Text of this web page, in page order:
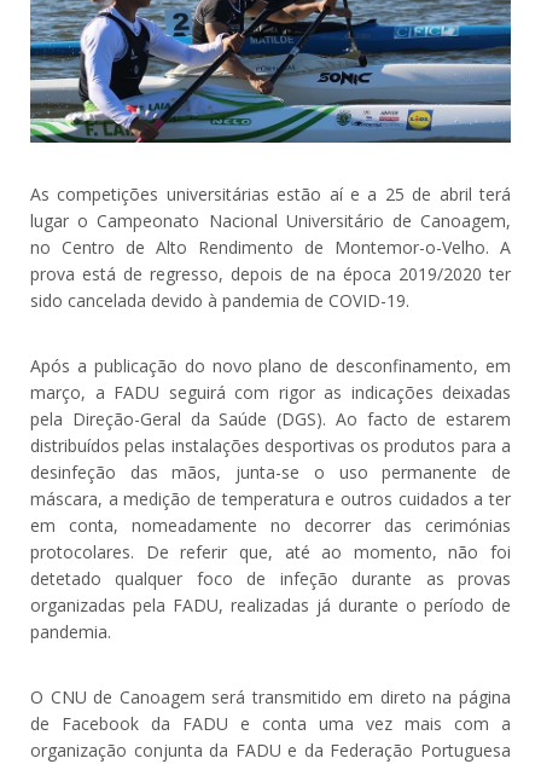
As competições universitárias estão aí e a 25 de abril terá
lugar o Campeonato Nacional Universitário de Canoagem,
no Centro de Alto Rendimento de Montemor-o-Velho. A
prova está de regresso, depois de na época 2019/2020 ter
sido cancelada devido à pandemia de COVID-19.
Após a publicação do novo plano de desconfinamento, em
março, a FADU seguirá com rigor as indicações deixadas
pela Direção-Geral da Saúde (DGS). Ao facto de estarem
distribuídos pelas instalações desportivas os produtos para a
desinfeção das mãos, junta-se o uso permanente de
máscara, a medição de temperatura e outros cuidados a ter
em conta, nomeadamente no decorrer das cerimónias
protocolares. De referir que, até ao momento, não foi
detetado qualquer foco de infeção durante as provas
organizadas pela FADU, realizadas já durante o período de
pandemia.
O CNU de Canoagem será transmitido em direto na página
de Facebook da FADU e conta uma vez mais com a
organização conjunta da FADU e da Federação Portuguesa